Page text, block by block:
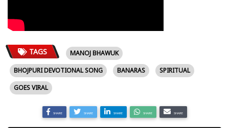
TAGS
MANOJ BHAWUK
BHOJPURI DEVOTIONAL SONG
BANARAS
SPIRITUAL
GOES VIRAL
SHARE SHARE SHARE SHARE SHARE